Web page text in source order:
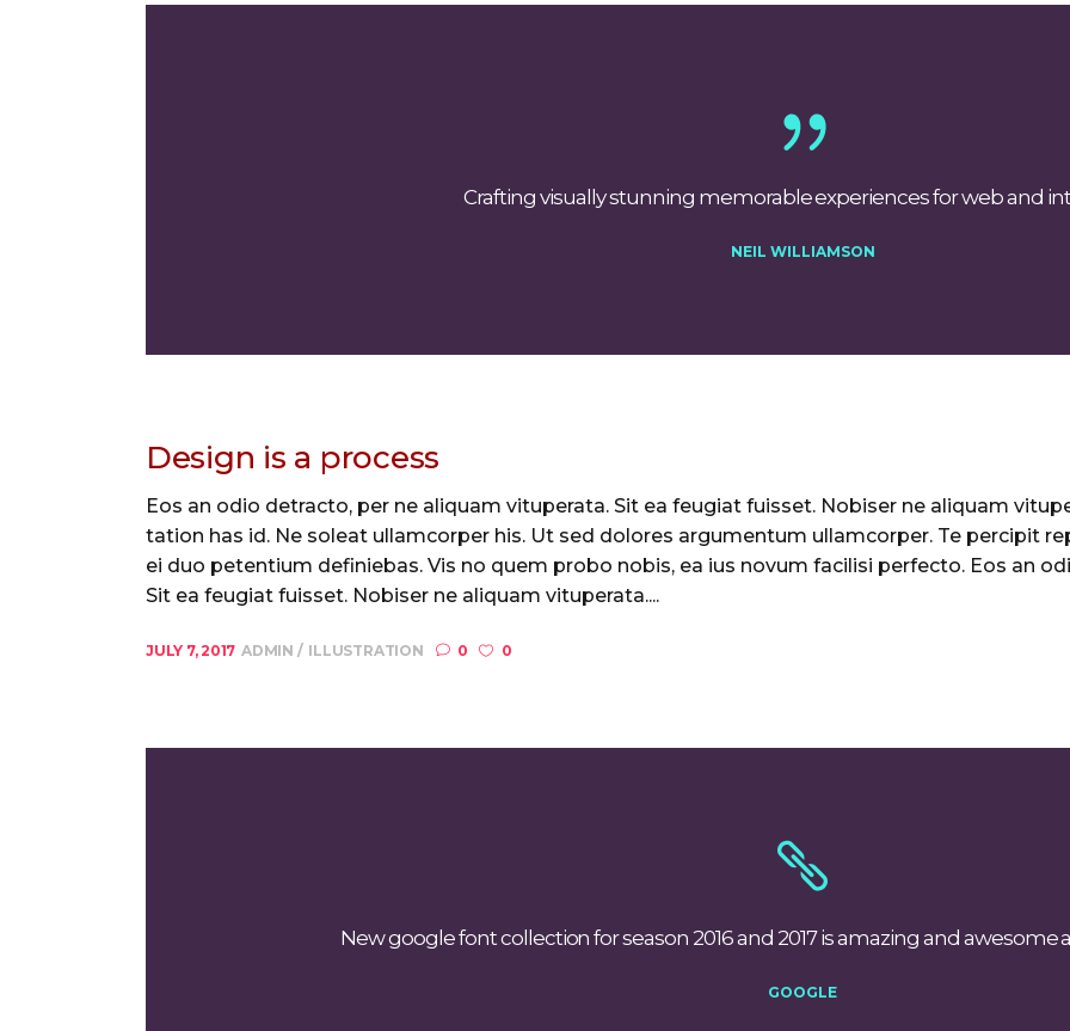
Crafting visually stunning memorable experiences for web and
NEIL WILLIAMSON
Design is a process
Eos an odio detracto, per ne aliquam vituperata. Sit ea feugiat fuisset. Nobiser ne aliquam
tation has id. Ne soleat ullamcorper his. Ut sed dolores argumentum ullamcorper. Te percipit
ei duo petentium definiebas. Vis no quem probo nobis, ea ius novum facilisi perfecto. Eos an
Sit ea feugiat fuisset. Nobiser ne aliquam vituperata....
JULY 7, 2017 ADMIN ILLUSTRATION 0 0
New google font collection for season 2016 and 2017 is amazing and awesome
GOOGLE